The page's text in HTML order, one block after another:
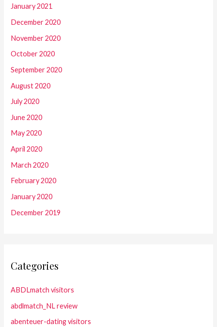
January 2021
December 2020
November 2020
October 2020
September 2020
August 2020
July 2020
June 2020
May 2020
April 2020
March 2020
February 2020
January 2020
December 2019
Categories
ABDLmatch visitors
abdlmatch_NL review
abenteuer-dating visitors